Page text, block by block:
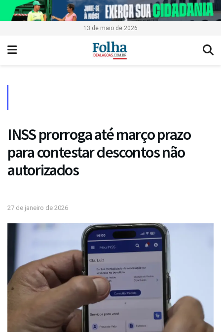
13 de maio de 2026
INSS prorroga até março prazo
para contestar descontos não
autorizados
27 de janeiro de 2026